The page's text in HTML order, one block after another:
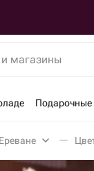
магазины